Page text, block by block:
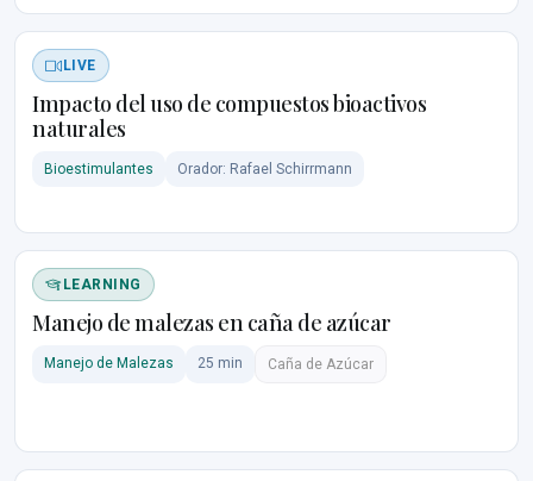
LIVE
Impacto del uso de compuestos bioactivos
naturales
Bioestimulantes Orador: Rafael Schirrmann
LEARNING
Manejo de malezas en caña de azúcar
Manejo de Malezas 25 min Caña de Azúcar